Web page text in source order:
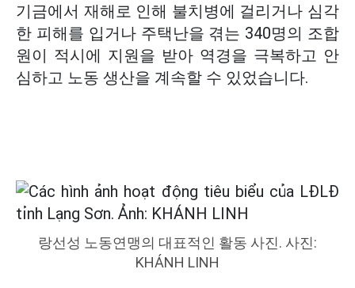
기금에서 재해로 인해 불치병에 걸리거나 심각
한 피해를 입거나 주택난을 겪는 340명의 조합
원이 적시에 지원을 받아 역경을 극복하고 안
심하고 노동 생산을 계속할 수 있었습니다.
랑선성 노동연맹의 대표적인 활동 사진. 사진:
KHÁNH LINH